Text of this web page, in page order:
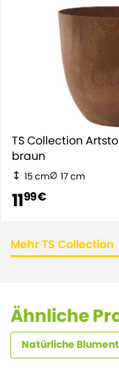
TS Collection
braun
15 cm 17 cm
1199 €
Mehr TS Collection
Ähnliche
Natürliche